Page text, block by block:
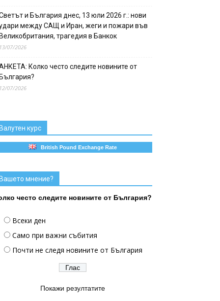
и България днес, 13 юли 2026 г.: нови
между САЩ и Иран, жеги и пожари във
трагедия в Банкок
07/2026
Колко често следите новините от
07/2026
курс
British Pound Exchange Rate
мнение?
често следите новините от България?
Всеки ден
Само при важни събития
Почти не следя новините от България
Покажи резултатите